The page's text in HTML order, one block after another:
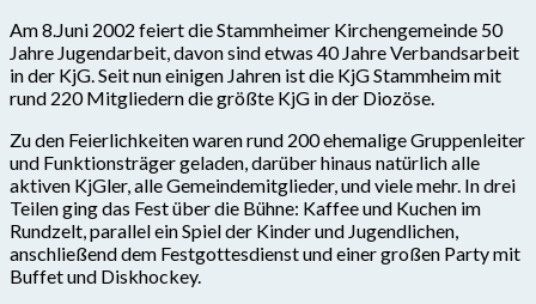
Am 8.Juni 2002 feiert die Stammheimer Kirchengemeinde 50
Jahre Jugendarbeit, davon sind etwas 40 Jahre Verbandsarbeit
in der KjG. Seit nun einigen Jahren ist die KjG Stammheim mit
rund 220 Mitgliedern die größte KjG in der Diozöse.
Zu den Feierlichkeiten waren rund 200 ehemalige Gruppenleiter
und Funktionsträger geladen, darüber hinaus natürlich alle
aktiven KjGler, alle Gemeindemitglieder, und viele mehr. In drei
Teilen ging das Fest über die Bühne: Kaffee und Kuchen im
Rundzelt, parallel ein Spiel der Kinder und Jugendlichen,
anschließend dem Festgottesdienst und einer großen Party mit
Buffet und Diskhockey.